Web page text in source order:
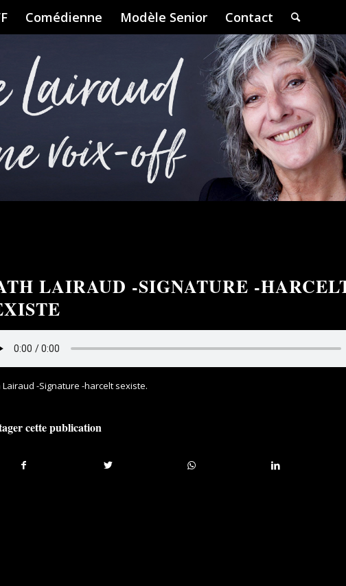
Comédienne Modèle Senior Contact
LAIRAUD -SIGNATURE -
Lairaud -Signature -harcelt sexiste.
cette publication